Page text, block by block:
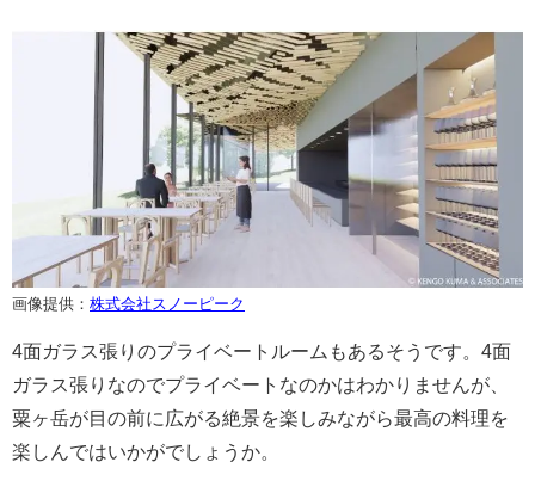
画像提供： 株式会社スノーピーク
4面ガラス張りのプライベートルームもあるそうです。4面
ガラス張りなのでプライベートなのかはわかりませんが、
粟ヶ岳が目の前に広がる絶景を楽しみながら最高の料理を
楽しんではいかがでしょうか。